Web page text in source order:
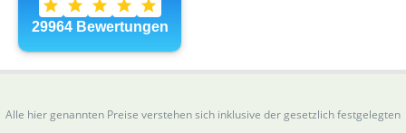
Alle hier genannten Preise verstehen sich inklusive der gesetzlich festgelegten